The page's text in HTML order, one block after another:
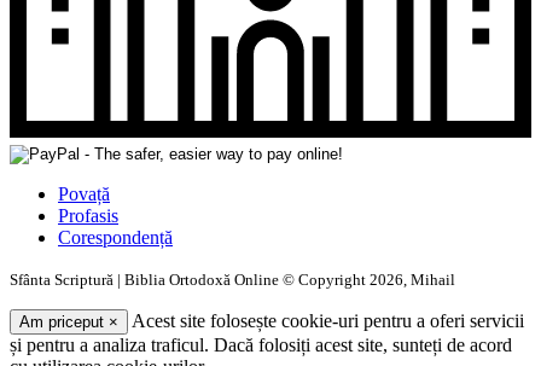
Povață
Profasis
Corespondență
Sfânta Scriptură | Biblia Ortodoxă Online © Copyright 2026, Mihail
Am priceput ×
Acest site folosește cookie-uri pentru a oferi servicii
și pentru a analiza traficul. Dacă folosiți acest site, sunteți de acord